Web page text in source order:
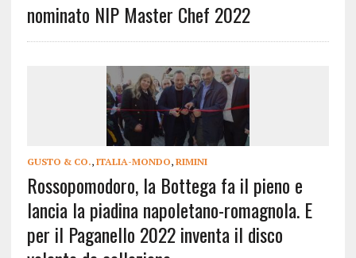
nominato NIP Master Chef 2022
GUSTO & CO., ITALIA-MONDO, RIMINI
Rossopomodoro, la Bottega fa il pieno e
lancia la piadina napoletano-romagnola. E
per il Paganello 2022 inventa il disco